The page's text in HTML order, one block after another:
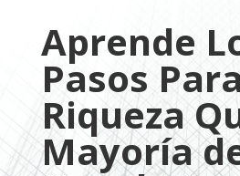
Aprende
Pasos
Riqueza
Mayoría